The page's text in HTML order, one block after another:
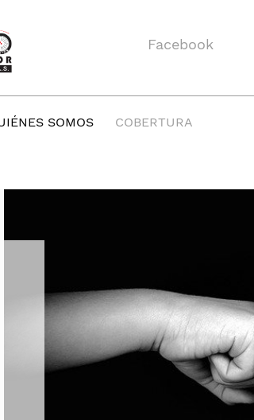
Facebook
SOMOS COBERTURA